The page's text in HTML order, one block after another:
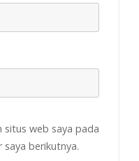
situs web saya pada
berikutnya.